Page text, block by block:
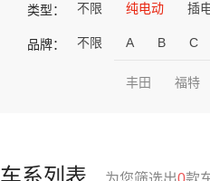
类型： 不限 纯电动 插
品牌： 不限 A B C
丰田 福特
车系列表